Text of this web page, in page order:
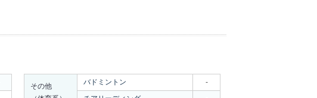
その他
バドミントン
-